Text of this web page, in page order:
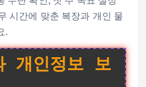
시간에 맞춘 복장과 개인 물
.
개인정보 보